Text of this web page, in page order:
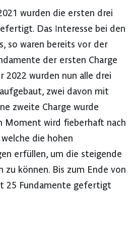
wurden die ersten drei
Das Interesse bei den
so waren bereits vor der
der ersten Charge
2022 wurden nun alle drei
zwei davon mit
zweite Charge wurde
Moment wird fieberhaft nach
die hohen
erfüllen, um die steigende
zu können. Bis zum Ende von
25 Fundamente gefertigt